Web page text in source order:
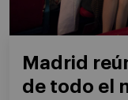
Madrid
de todo el